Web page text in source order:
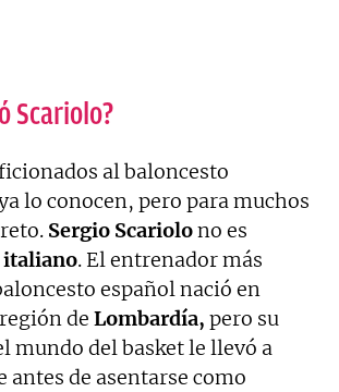
Scariolo?
al baloncesto
lo conocen, pero para muchos
Sergio Scariolono es
italiano. El entrenador más
español nació en
de Lombardía, pero su
mundo del basket le llevó a
antes de asentarse como